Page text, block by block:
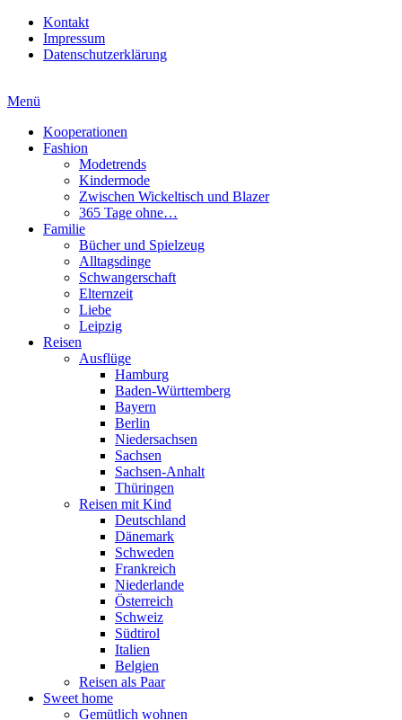
Kontakt
Impressum
Datenschutzerklärung
Menü
Kooperationen
Fashion
Modetrends
Kindermode
Zwischen Wickeltisch und Blazer
365 Tage ohne…
Familie
Bücher und Spielzeug
Alltagsdinge
Schwangerschaft
Elternzeit
Liebe
Leipzig
Reisen
Ausflüge
Hamburg
Baden-Württemberg
Bayern
Berlin
Niedersachsen
Sachsen
Sachsen-Anhalt
Thüringen
Reisen mit Kind
Deutschland
Dänemark
Schweden
Frankreich
Niederlande
Österreich
Schweiz
Südtirol
Italien
Belgien
Reisen als Paar
Sweet home
Gemütlich wohnen